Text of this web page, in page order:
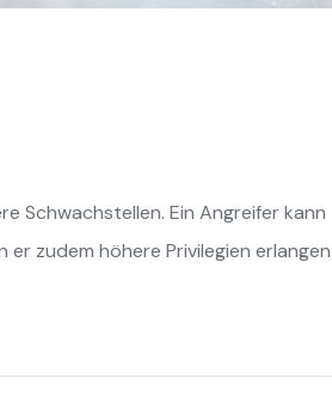
Schwachstellen. Ein Angreifer kann
zudem höhere Privilegien erlangen.